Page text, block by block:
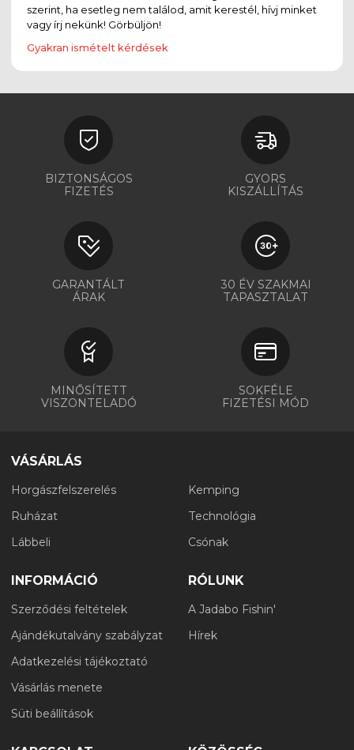
szerint, ha esetleg nem találod, amit kerestél, hívj minket
vagy írj nekünk! Görbüljön!
Gyakran ismételt kérdések
BIZTONSÁGOS
FIZETÉS
GYORS
KISZÁLLÍTÁS
GARANTÁLT
ÁRAK
30 ÉV SZAKMAI
TAPASZTALAT
MINŐSÍTETT
VISZONTELADÓ
SOKFÉLE
FIZETÉSI MÓD
VÁSÁRLÁS
Horgászfelszerelés
Ruházat
Lábbeli
Kemping
Technológia
Csónak
INFORMÁCIÓ
Szerződési feltételek
Ajándékutalvány szabályzat
Adatkezelési tájékoztató
Vásárlás menete
Süti beállítások
RÓLUNK
A Jadabo Fishin'
Hírek